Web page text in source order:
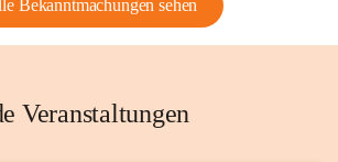
Bekanntmachungen sehen
Veranstaltungen